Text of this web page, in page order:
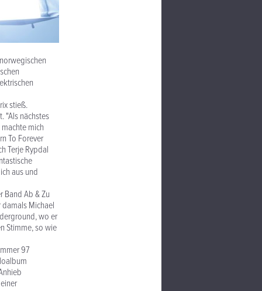
stieß.
"Als nächstes
mich
To Forever
Terje Rypdal
aus und
Band Ab & Zu
Michael
wo er
Stimme, so wie
97